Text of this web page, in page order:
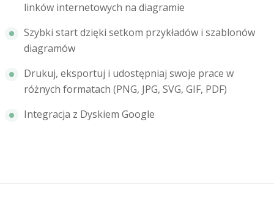
linków internetowych na diagramie
Szybki start dzięki setkom przykładów i szablonów
diagramów
Drukuj, eksportuj i udostępniaj swoje prace w
różnych formatach (PNG, JPG, SVG, GIF, PDF)
Integracja z Dyskiem Google